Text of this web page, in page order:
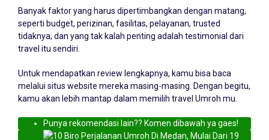
Banyak faktor yang harus dipertimbangkan dengan matang,
seperti budget, perizinan, fasilitas, pelayanan, trusted
tidaknya, dan yang tak kalah penting adalah testimonial dari
travel itu sendiri.
Untuk mendapatkan review lengkapnya, kamu bisa baca
melalui situs website mereka masing-masing. Dengan begitu,
kamu akan lebih mantap dalam memilih travel Umroh mu.
Punya rekomendasi lain?? Komen dibawah ya gaes!